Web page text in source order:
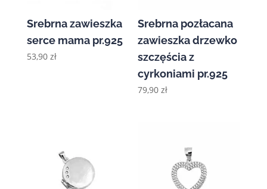
Srebrna zawieszka
serce mama pr.925
53,90 zł
Srebrna pozłacana
zawieszka drzewko
szczęścia z
cyrkoniami pr.925
79,90zł